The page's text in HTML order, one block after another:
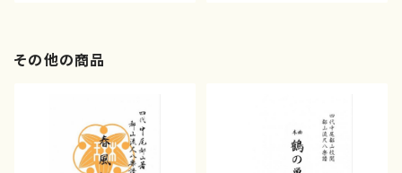
その他の商品